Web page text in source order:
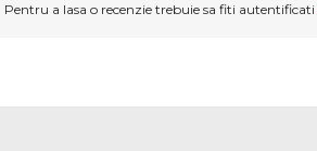
Pentru a lasa o recenzie trebuie sa fiti autentificati